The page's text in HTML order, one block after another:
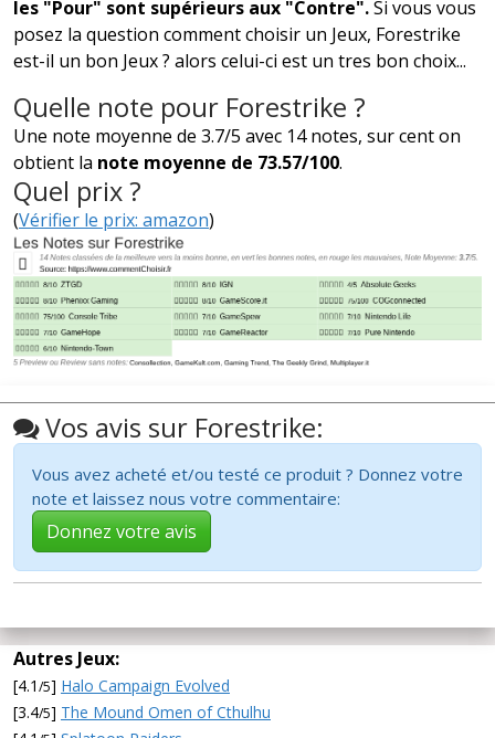
les "Pour" sont supérieurs aux "Contre".Si vous vous
posez la question comment choisir un Jeux, Forestrike
est-il un bon Jeux ? alors celui-ci est un tres bon choix...
Quelle note pour Forestrike ?
Une note moyenne de 3.7/5 avec 14 notes, sur cent on
obtient la note moyenne de 73.57/100.
Quel prix ?
(Vérifier le prix: amazon)
Vos avis sur Forestrike:
Vous avez acheté et/ou testé ce produit ? Donnez votre
note et laissez nous votre commentaire:
Donnez votre avis
Autres Jeux:
[4.1/5] Halo Campaign Evolved
[3.4/5] The Mound Omen of Cthulhu